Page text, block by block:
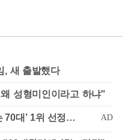
, 새 출발했다
성형미인이라고 하냐"